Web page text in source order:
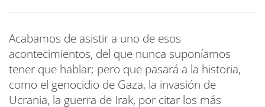
Acabamos de asistir a uno de esos
acontecimientos, del que nunca suponíamos
tener que hablar; pero que pasará a la historia,
como el genocidio de Gaza, la invasión de
Ucrania, la guerra de Irak, por citar los más